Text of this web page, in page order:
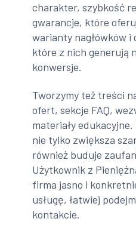
charakter, szybkość
gwarancje, które
warianty nagłówków i
które z nich generują
konwersje.
Tworzymy też treści
ofert, sekcje FAQ,
materiały
nie tylko zwiększa
również buduje
Użytkownik z
firma jasno i
usługę, łatwiej
kontakcie.